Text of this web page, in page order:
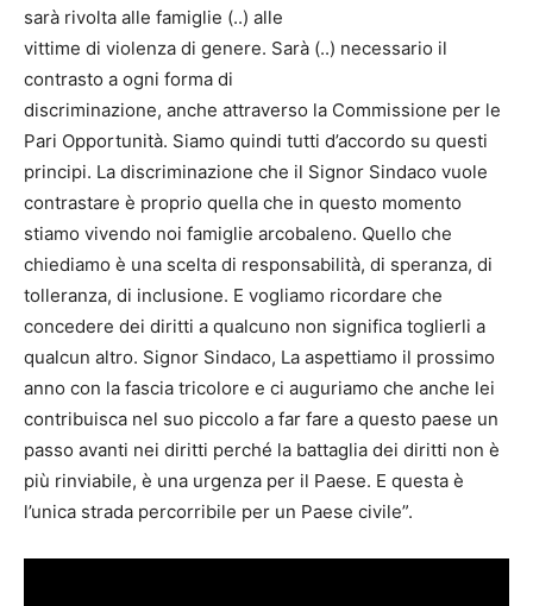
sarà rivolta alle famiglie (..) alle
vittime di violenza di genere. Sarà (..) necessario il
contrasto a ogni forma di
discriminazione, anche attraverso la Commissione per le
Pari Opportunità. Siamo quindi tutti d’accordo su questi
principi. La discriminazione che il Signor Sindaco vuole
contrastare è proprio quella che in questo momento
stiamo vivendo noi famiglie arcobaleno. Quello che
chiediamo è una scelta di responsabilità, di speranza, di
tolleranza, di inclusione. E vogliamo ricordare che
concedere dei diritti a qualcuno non significa toglierli a
qualcun altro. Signor Sindaco, La aspettiamo il prossimo
anno con la fascia tricolore e ci auguriamo che anche lei
contribuisca nel suo piccolo a far fare a questo paese un
passo avanti nei diritti perché la battaglia dei diritti non è
più rinviabile, è una urgenza per il Paese. E questa è
l’unica strada percorribile per un Paese civile”.